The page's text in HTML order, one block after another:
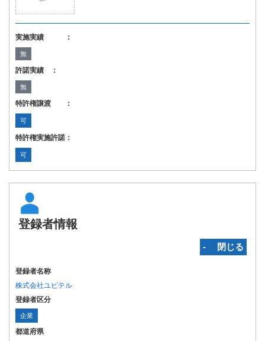
実施実績 ：
無
許諾実績 ：
無
特許権譲渡 ：
可
特許権実施許諾：
可
登録者情報
‐ 閉じる
登録者名称
株式会社ユピテル
登録者区分
企業
都道府県